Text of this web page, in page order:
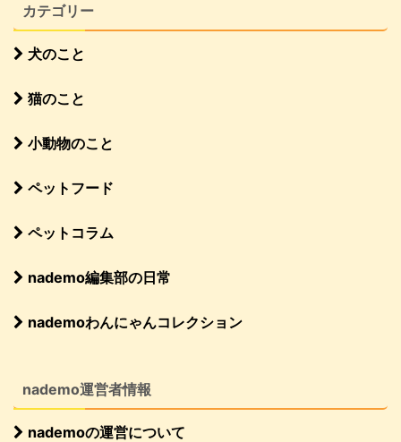
カテゴリー
犬のこと
猫のこと
小動物のこと
ペットフード
ペットコラム
nademo編集部の日常
nademoわんにゃんコレクション
nademo運営者情報
nademoの運営について